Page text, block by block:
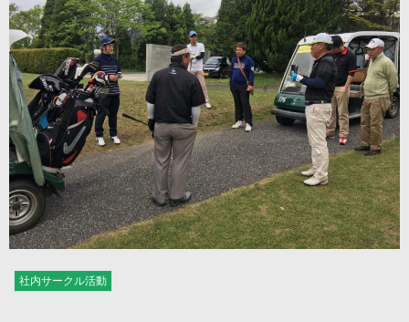
社内サークル活動